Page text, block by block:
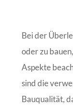
Bei der
oder zu
Aspekte
sind die
Bauqualität,